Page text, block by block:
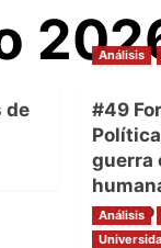
de
Análisis
#49
guerra
campo
21 julio,
Análisis